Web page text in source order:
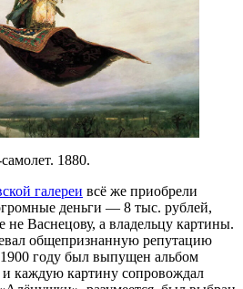
1880.
галереи всё же приобрели
деньги — 8 тыс. рублей,
не Васнецову, а владельцу картины.
общепризнанную репутацию
1900 году был выпущен альбом
каждую картину сопровождал